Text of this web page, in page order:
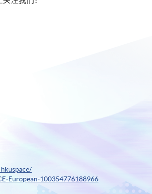
European-100354776188966